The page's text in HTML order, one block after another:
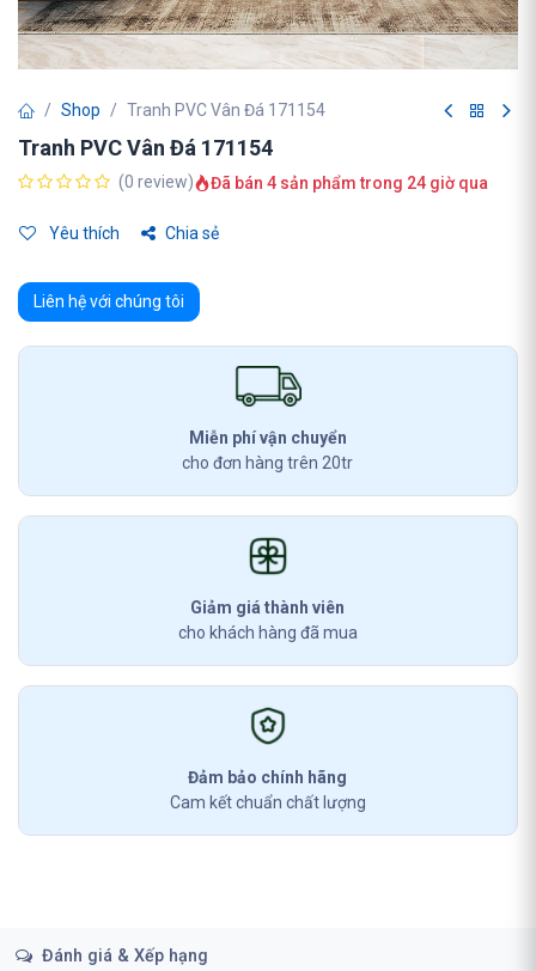
Shop Tranh PVC Vân Đá 171154
Tranh PVC Vân Đá 171154
(0 review) Đã bán 4 sản phẩm trong 24 giờ qua
Yêu thích Chia sẻ
Liên hệ với chúng tôi
Miễn phí vận chuyển
cho đơn hàng trên 20tr
Giảm giá thành viên
cho khách hàng đã mua
Đảm bảo chính hãng
Cam kết chuẩn chất lượng
Đánh giá & Xếp hạng